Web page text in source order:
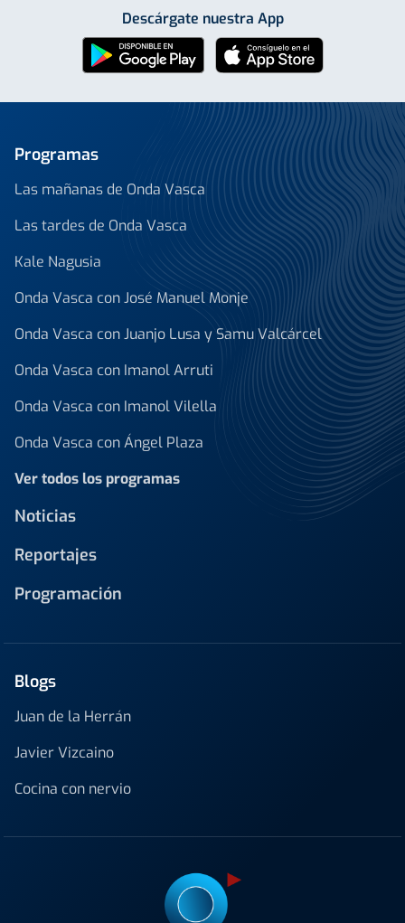
Descárgate nuestra App
Programas
Las mañanas de Onda Vasca
Las tardes de Onda Vasca
Kale Nagusia
Onda Vasca con José Manuel Monje
Onda Vasca con Juanjo Lusa y Samu Valcárcel
Onda Vasca con Imanol Arruti
Onda Vasca con Imanol Vilella
Onda Vasca con Ángel Plaza
Ver todos los programas
Noticias
Reportajes
Programación
Blogs
Juan de la Herrán
Javier Vizcaino
Cocina con nervio